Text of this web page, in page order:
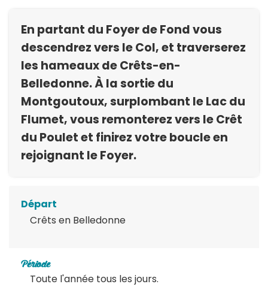
En partant du Foyer de Fond vous
descendrez vers le Col, et traverserez
les hameaux de Crêts-en-
Belledonne. À la sortie du
Montgoutoux, surplombant le Lac du
Flumet, vous remonterez vers le Crêt
du Poulet et finirez votre boucle en
rejoignant le Foyer.
Départ
Crêts en Belledonne
Période
Toute l'année tous les jours.